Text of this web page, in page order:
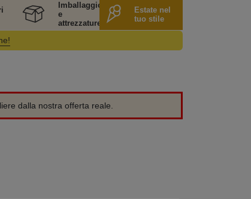
Imballaggio
e
attrezzature
Estate nel
tuo stile
dalla nostra offerta reale.